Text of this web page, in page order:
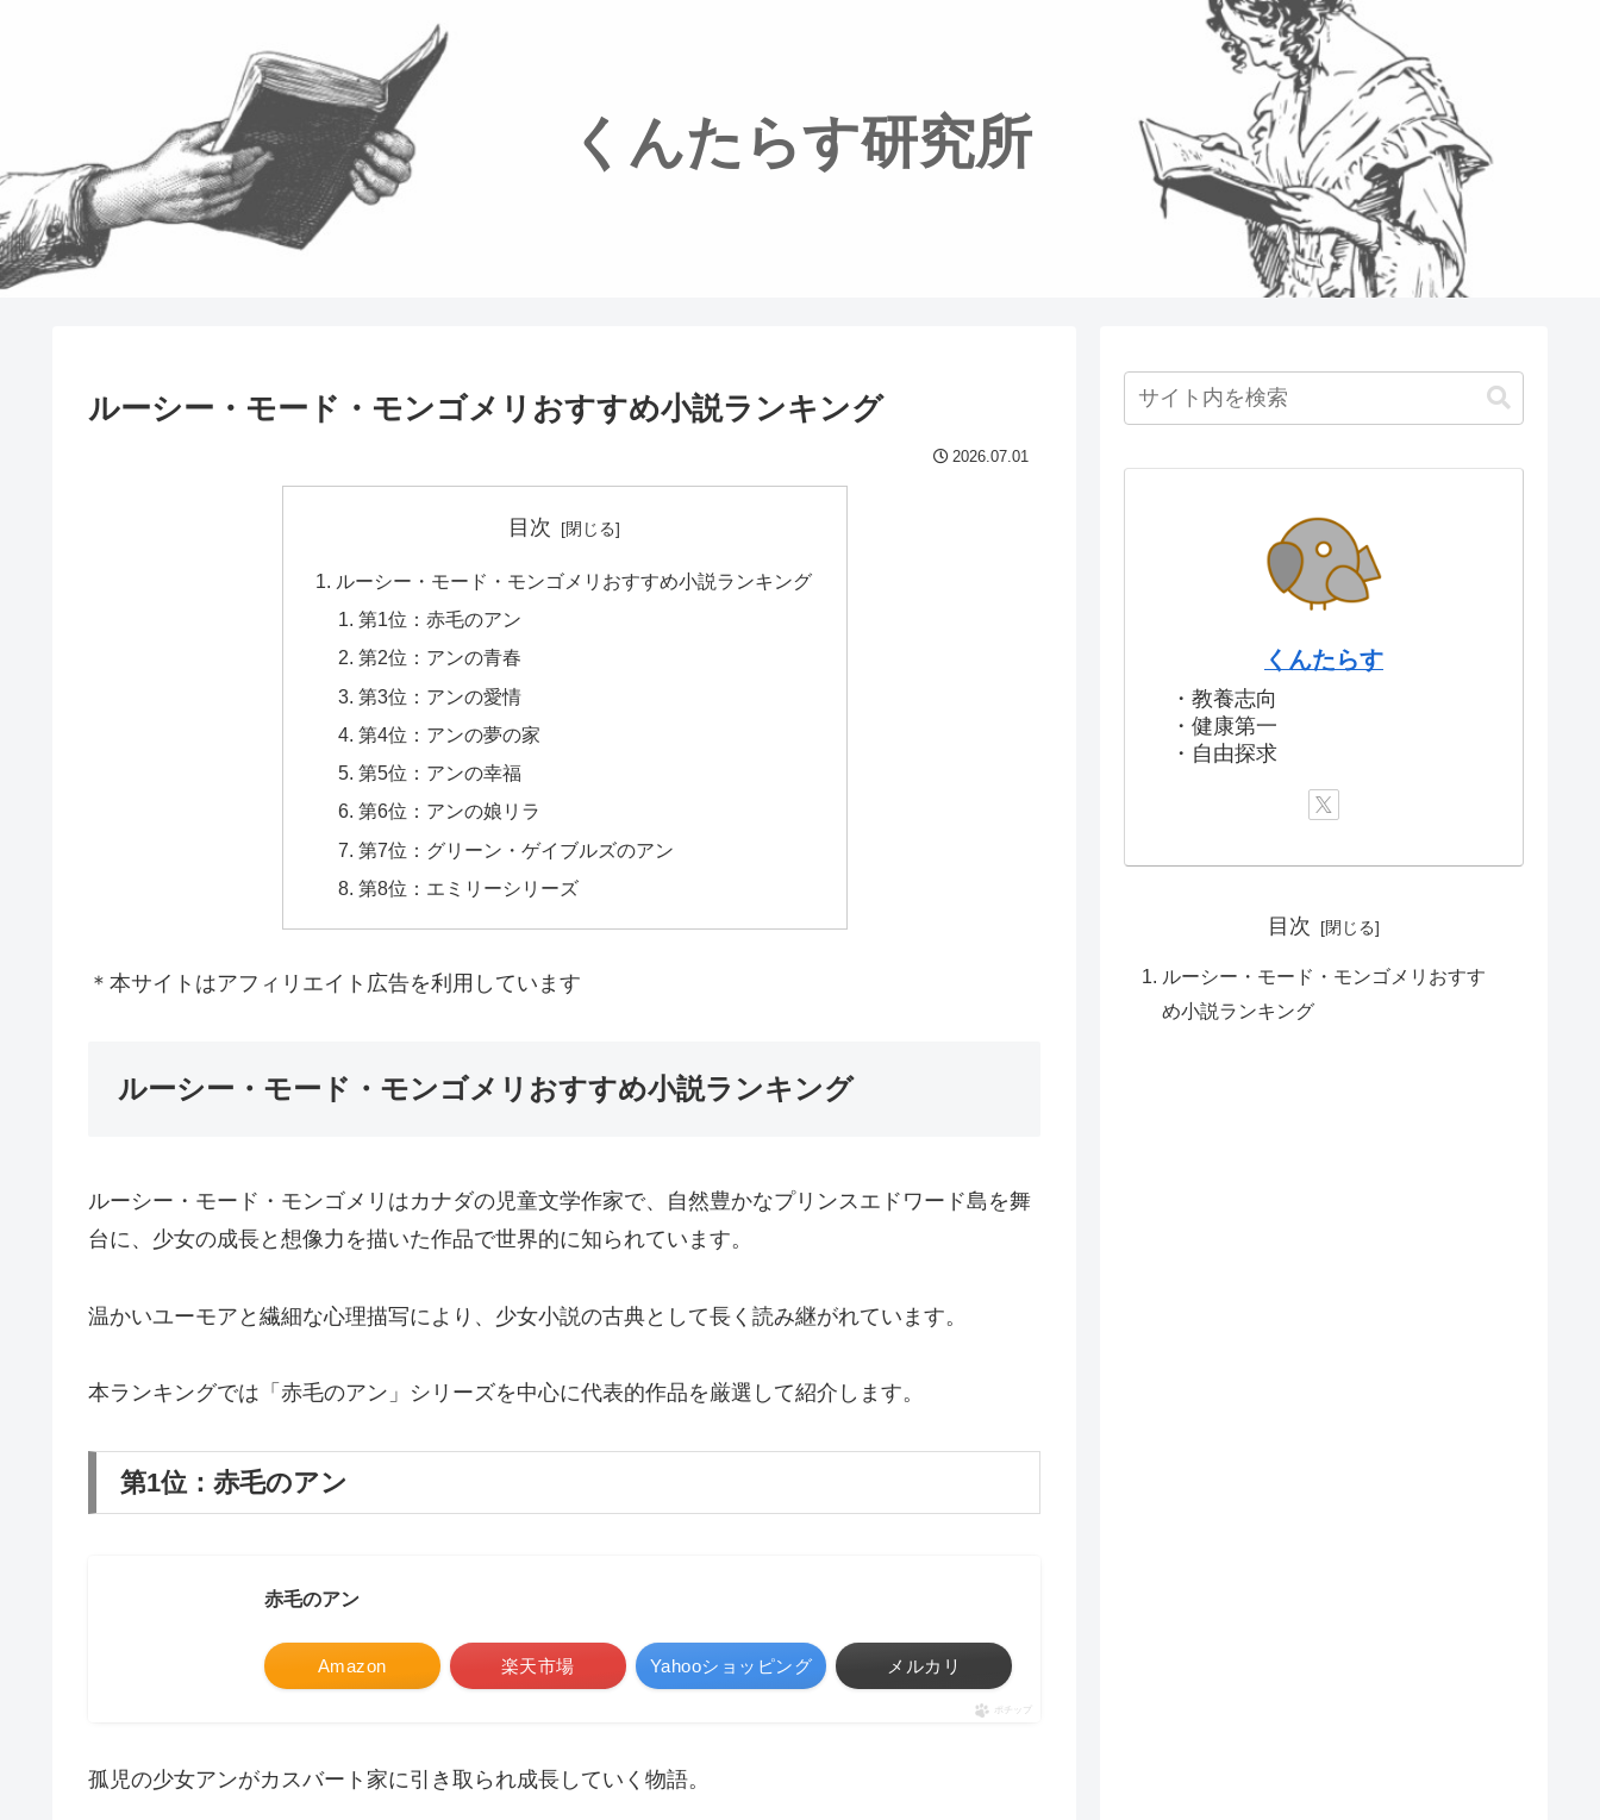
くんたらす研究所
ルーシー・モード・モンゴメリおすすめ小説ランキング
2026.07.01
目次
ルーシー・モード・モンゴメリおすすめ小説ランキング
第1位：赤毛のアン
第2位：アンの青春
第3位：アンの愛情
第4位：アンの夢の家
第5位：アンの幸福
第6位：アンの娘リラ
第7位：グリーン・ゲイブルズのアン
第8位：エミリーシリーズ
＊本サイトはアフィリエイト広告を利用しています
ルーシー・モード・モンゴメリおすすめ小説ランキング
ルーシー・モード・モンゴメリはカナダの児童文学作家で、自然豊かなプリンスエドワード島を舞
台に、少女の成長と想像力を描いた作品で世界的に知られています。
温かいユーモアと繊細な心理描写により、少女小説の古典として長く読み継がれています。
本ランキングでは「赤毛のアン」シリーズを中心に代表的作品を厳選して紹介します。
第1位：赤毛のアン
赤毛のアン
Amazon 楽天市場 Yahooショッピング メルカリ
ポチップ
孤児の少女アンがカスバート家に引き取られ成長していく物語。
くんたらす
・教養志向
・健康第一
・自由探求
目次
ルーシー・モード・モンゴメリおすす
め小説ランキング